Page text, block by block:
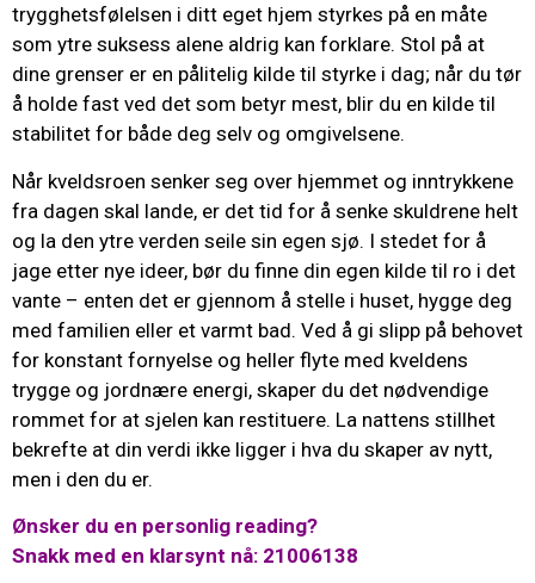
trygghetsfølelsen i ditt eget hjem styrkes på en måte
som ytre suksess alene aldrig kan forklare. Stol på at
dine grenser er en pålitelig kilde til styrke i dag; når du tør
å holde fast ved det som betyr mest, blir du en kilde til
stabilitet for både deg selv og omgivelsene.
Når kveldsroen senker seg over hjemmet og inntrykkene
fra dagen skal lande, er det tid for å senke skuldrene helt
og la den ytre verden seile sin egen sjø. I stedet for å
jage etter nye ideer, bør du finne din egen kilde til ro i det
vante – enten det er gjennom å stelle i huset, hygge deg
med familien eller et varmt bad. Ved å gi slipp på behovet
for konstant fornyelse og heller flyte med kveldens
trygge og jordnære energi, skaper du det nødvendige
rommet for at sjelen kan restituere. La nattens stillhet
bekrefte at din verdi ikke ligger i hva du skaper av nytt,
men i den du er.
Ønsker du en personlig reading?
Snakk med en klarsynt nå: 21006138